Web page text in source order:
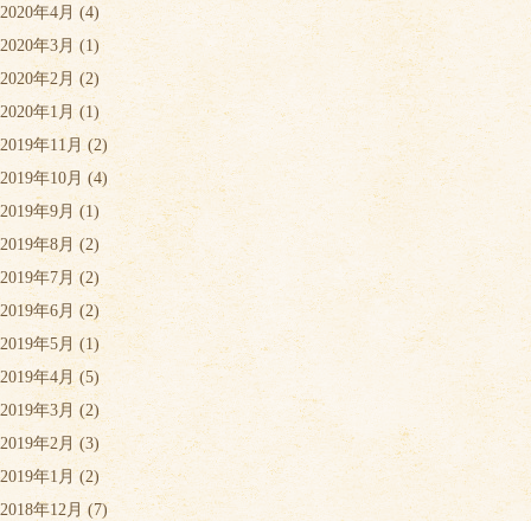
2020年4月 (4)
2020年3月 (1)
2020年2月 (2)
2020年1月 (1)
2019年11月(2)
2019年10月 (4)
2019年9月 (1)
2019年8月 (2)
2019年7月(2)
2019年6月 (2)
2019年5月 (1)
2019年4月(5)
2019年3月 (2)
2019年2月 (3)
2019年1月(2)
2018年12月 (7)